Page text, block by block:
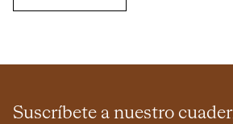
Suscríbete a nuestro